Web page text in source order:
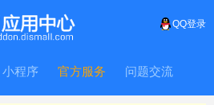
QQ登录
小程序 官方服务 问题交流